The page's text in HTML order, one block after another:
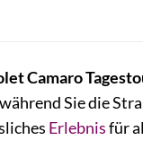
Camaro
Sie die
Erlebnisfür